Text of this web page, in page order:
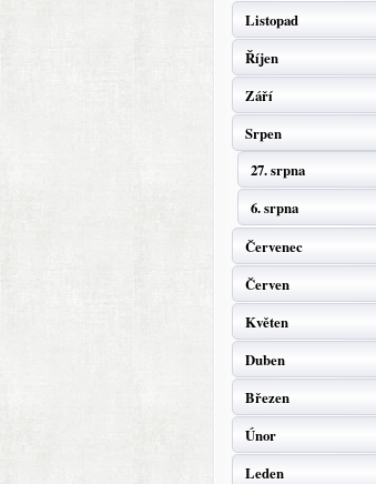
Listopad
Říjen
Září
Srpen
27. srpna
6. srpna
Červenec
Červen
Květen
Duben
Březen
Únor
Leden